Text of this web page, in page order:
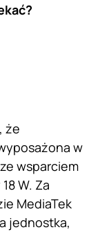
że
w
wsparciem
W. Za
MediaTek
jednostka,